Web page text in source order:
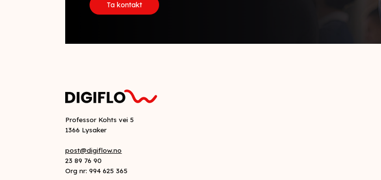
Ta kontakt
Professor Kohts vei 5
1366 Lysaker
post@digiflow.no
23 89 76 90
Org nr: 994 625 365